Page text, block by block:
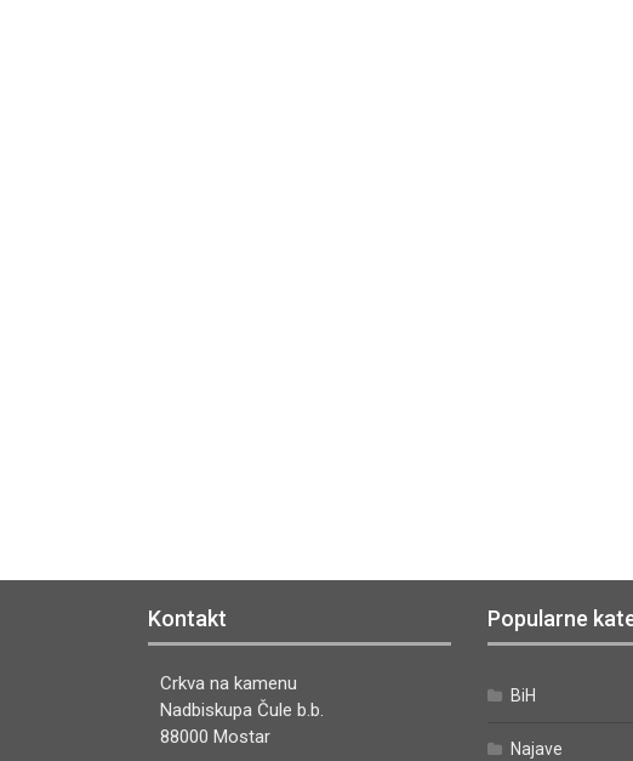
Kontakt
Crkva na kamenu
Nadbiskupa Čule b.b.
88000 Mostar
Popularne
BiH
Najave